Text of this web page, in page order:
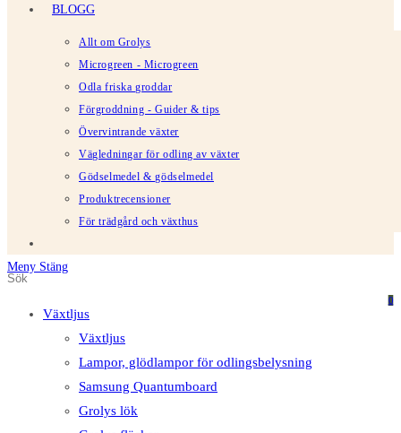
BLOGG
Allt om Grolys
Microgreen - Microgreen
Odla friska groddar
Förgroddning - Guider & tips
Övervintrande växter
Vägledningar för odling av växter
Gödselmedel & gödselmedel
Produktrecensioner
För trädgård och växthus
0
Meny Stäng
Sök
att
stänga
Växtljus
Växtljus
Lampor, glödlampor för odlingsbelysning
Samsung Quantumboard
Grolys lök